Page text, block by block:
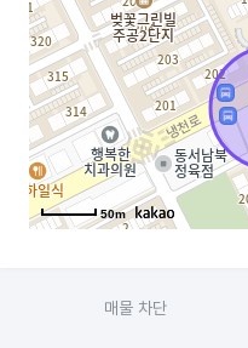
현재 시점: 영업 중
위치: 1층 로드샵
(유동인구 많고 단골 고객층 확보)
주차 정보
매장 옆 상시 주차 2대 가능
시설 및 장비 (A급 상태)
50m
매물 차단